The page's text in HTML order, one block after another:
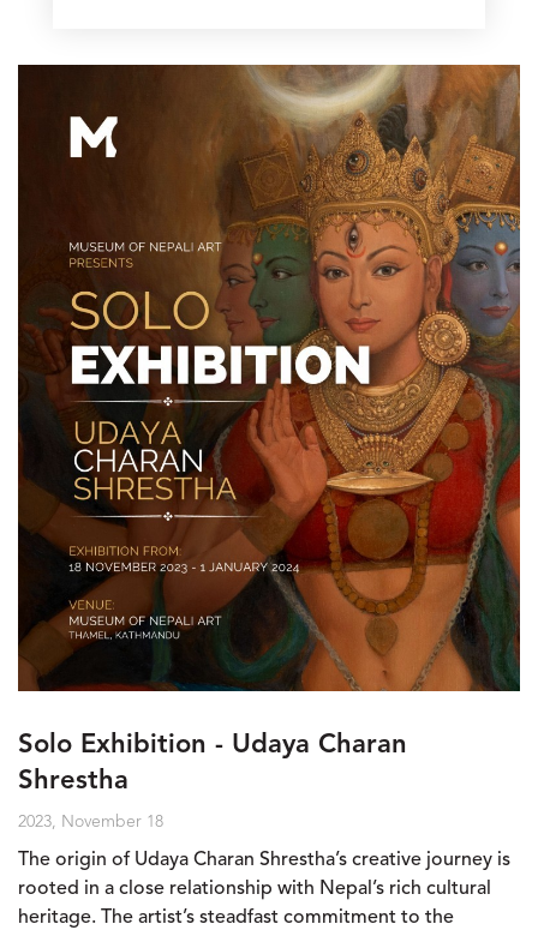
Solo Exhibition - Udaya Charan
Shrestha
2023, November 18
The origin of Udaya Charan Shrestha’s creative journey is
rooted in a close relationship with Nepal’s rich cultural
heritage. The artist’s steadfast commitment to the